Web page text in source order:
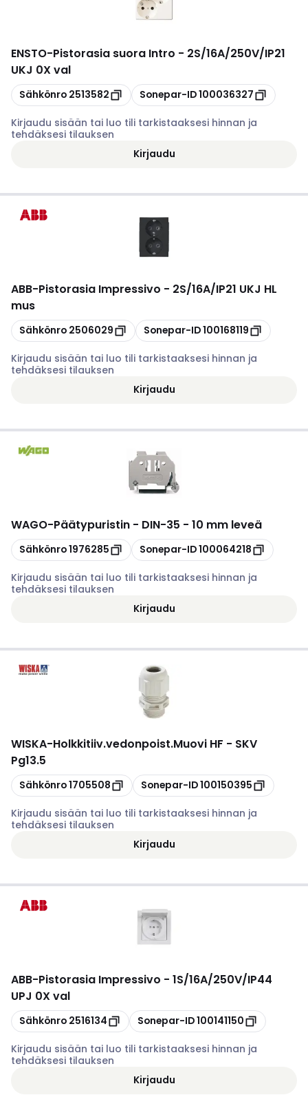
ENSTO-Pistorasia suora Intro - 2S/16A/250V/IP21
UKJ 0X val
Kopioi
Sähkönro 2513582 Kopioi
Sonepar-ID100036327
Kirjaudu sisään tai luo tili tarkistaaksesi hinnan ja
tehdäksesi tilauksen
Kirjaudu
ABB-Pistorasia Impressivo - 2S/16A/IP21 UKJ HL
mus
Kopioi
Sähkönro 2506029 Kopioi
Sonepar-ID100168119
Kirjaudu sisään tai luo tili tarkistaaksesi hinnan ja
tehdäksesi tilauksen
Kirjaudu
WAGO-Päätypuristin - DIN-35 - 10 mm leveä
Kopioi
Sähkönro1976285 Kopioi
Sonepar-ID100064218
Kirjaudu sisään tai luo tili tarkistaaksesi hinnan ja
tehdäksesi tilauksen
Kirjaudu
WISKA-Holkkitiiv.vedonpoist.Muovi HF - SKV
Pg13.5
Kopioi
Sähkönro1705508 Kopioi
Sonepar-ID100150395
Kirjaudu sisään tai luo tili tarkistaaksesi hinnan ja
tehdäksesi tilauksen
Kirjaudu
ABB-Pistorasia Impressivo - 1S/16A/250V/IP44
UPJ 0X val
Kopioi
Sähkönro 2516134 Kopioi
Sonepar-ID100141150
Kirjaudu sisään tai luo tili tarkistaaksesi hinnan ja
tehdäksesi tilauksen
Kirjaudu